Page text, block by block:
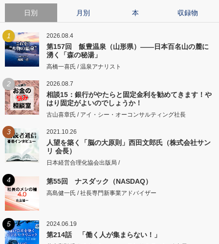
日別 月別 本 収録物
1 2026.08.4
第157回 飯豊温泉（山形県）――日本百名山の麓に
湧く「森の秘湯」
高橋一喜氏 / 温泉アナリスト
2 2026.08.7
相談15：銀行がやたらと固定金利を勧めてきます！や
はり固定がよいのでしょうか！
古山喜章氏 / アイ・シー・オーコンサルティング社長
3 2021.10.26
人望を築く「脳の大原則」西田文郎氏（株式会社サン
リ 会長）
日本経営合理化協会出版局 /
4 第55回 ナスダック（NASDAQ）
高島健一氏 / 社長専門新事業アドバイザー
5 2024.06.19
第214話 「働く人が集まらない！」